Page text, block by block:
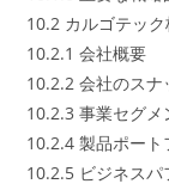
10.2 カルゴテッ
10.2.1 会社概要
10.2.2 会社のスナ
10.2.3 事業セグメ
10.2.4 製品ポート
10.2.5 ビジネスパ